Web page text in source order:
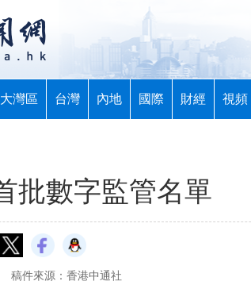
大灣區 台灣 內地 國際 財經 視頻
批數字監管名單
稿件來源：香港中通社